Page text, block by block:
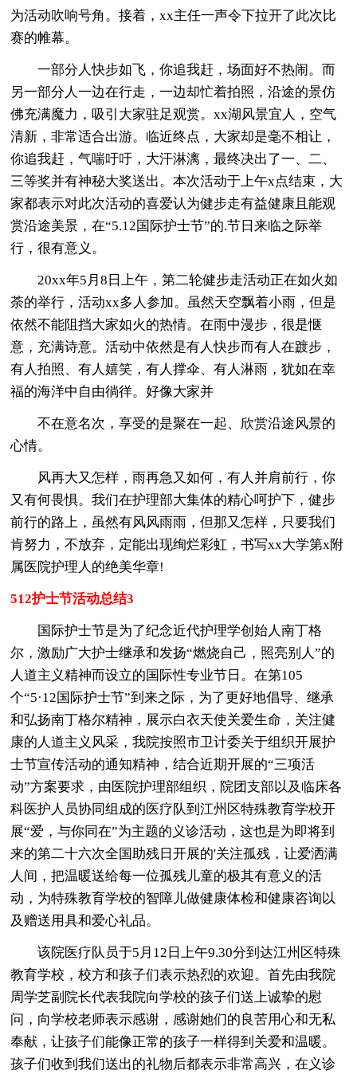
为活动吹响号角。接着，xx主任一声令下拉开了此次比
赛的帷幕。
一部分人快步如飞，你追我赶，场面好不热闹。而
另一部分人一边在行走，一边却忙着拍照，沿途的景仿
佛充满魔力，吸引大家驻足观赏。xx湖风景宜人，空气
清新，非常适合出游。临近终点，大家却是毫不相让，
你追我赶，气喘吁吁，大汗淋漓，最终决出了一、二、
三等奖并有神秘大奖送出。本次活动于上午x点结束，大
家都表示对此次活动的喜爱认为健步走有益健康且能观
赏沿途美景，在“5.12国际护士节”的.节日来临之际举
行，很有意义。
20xx年5月8日上午，第二轮健步走活动正在如火如
荼的举行，活动xx多人参加。虽然天空飘着小雨，但是
依然不能阻挡大家如火的热情。在雨中漫步，很是惬
意，充满诗意。活动中依然是有人快步而有人在踱步，
有人拍照、有人嬉笑，有人撑伞、有人淋雨，犹如在幸
福的海洋中自由徜徉。好像大家并
不在意名次，享受的是聚在一起、欣赏沿途风景的
心情。
风再大又怎样，雨再急又如何，有人并肩前行，你
又有何畏惧。我们在护理部大集体的精心呵护下，健步
前行的路上，虽然有风风雨雨，但那又怎样，只要我们
肯努力，不放弃，定能出现绚烂彩虹，书写xx大学第x附
属医院护理人的绝美华章!
512护士节活动总结3
国际护士节是为了纪念近代护理学创始人南丁格
尔，激励广大护士继承和发扬“燃烧自己，照亮别人”的
人道主义精神而设立的国际性专业节日。在第105
个“5·12国际护士节”到来之际，为了更好地倡导、继承
和弘扬南丁格尔精神，展示白衣天使关爱生命，关注健
康的人道主义风采，我院按照市卫计委关于组织开展护
士节宣传活动的通知精神，结合近期开展的“三项活
动”方案要求，由医院护理部组织，院团支部以及临床各
科医护人员协同组成的医疗队到江州区特殊教育学校开
展“爱，与你同在”为主题的义诊活动，这也是为即将到
来的第二十六次全国助残日开展的'关注孤残，让爱洒满
人间，把温暖送给每一位孤残儿童的极其有意义的活
动，为特殊教育学校的智障儿做健康体检和健康咨询以
及赠送用具和爱心礼品。
该院医疗队员于5月12日上午9.30分到达江州区特殊
教育学校，校方和孩子们表示热烈的欢迎。首先由我院
周学芝副院长代表我院向学校的孩子们送上诚挚的慰
问，向学校老师表示感谢，感谢她们的良苦用心和无私
奉献，让孩子们能像正常的孩子一样得到关爱和温暖。
孩子们收到我们送出的礼物后都表示非常高兴，在义诊